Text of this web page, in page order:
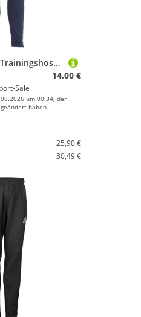
Select Argentina Trainingshose Erwachsene navy weiss XXL
14,00 €
Sale
um 00:34; der
haben.
25,90 €
30,49 €